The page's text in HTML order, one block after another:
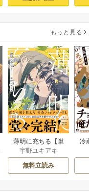
き電子単行本】 上
もっと見る
薄明に充ちる【単
行本版】 5巻
宇野ユキアキ
無料立読み
冷